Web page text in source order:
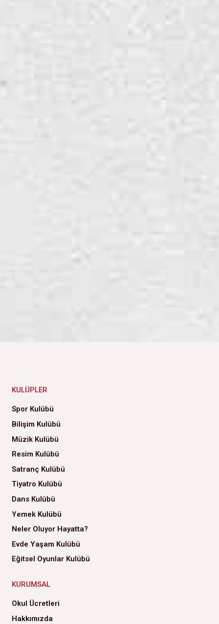
KULÜPLER
Spor Kulübü
Bilişim Kulübü
Müzik Kulübü
Resim Kulübü
Satranç Kulübü
Tiyatro Kulübü
Dans Kulübü
Yemek Kulübü
Neler Oluyor Hayatta?
Evde Yaşam Kulübü
Eğitsel Oyunlar Kulübü
KURUMSAL
Okul Ücretleri
Hakkımızda